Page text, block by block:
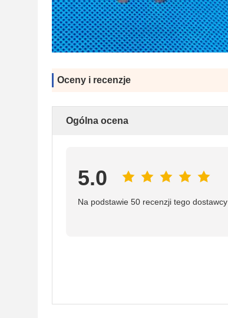
Oceny i recenzje
Ogólna ocena
5.0
Na podstawie 50 recenzji tego dostawcy